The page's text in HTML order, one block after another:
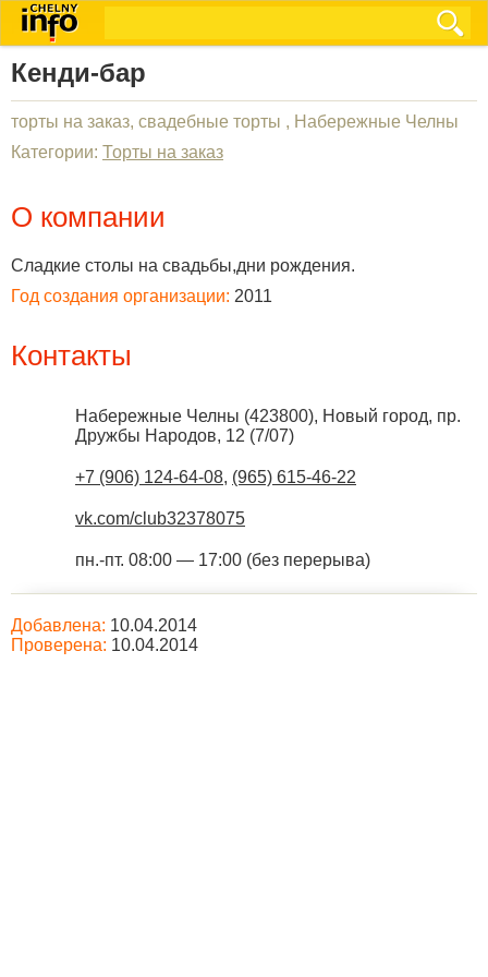
Кенди-бар
торты на заказ, свадебные торты , Набережные Челны
Категории: Торты на заказ
О компании
Сладкие столы на свадьбы,дни рождения.
Год создания организации: 2011
Контакты
Набережные Челны (423800), Новый город, пр.
Дружбы Народов, 12 (7/07)
+7 (906) 124-64-08, (965) 615-46-22
vk.com/club32378075
пн.-пт. 08:00 — 17:00 (без перерыва)
Добавлена: 10.04.2014
Проверена: 10.04.2014